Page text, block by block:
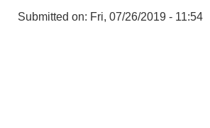
Submitted on: Fri, 07/26/2019 - 11:54